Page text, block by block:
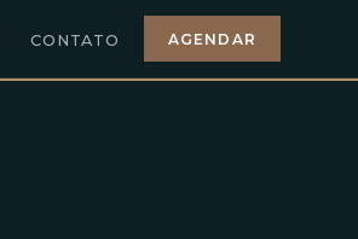
CONTATO AGENDAR